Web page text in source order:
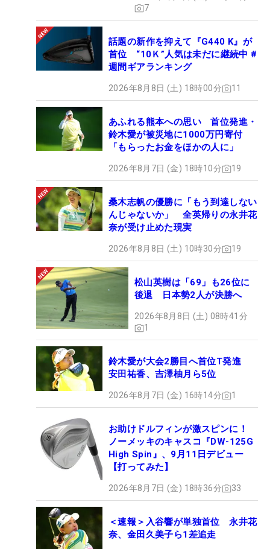
7
話題の新作を抑えて『G440 K』が
首位 “10Ｋ”人気は未だに継続中 #
週間ギアランキング
2026年8月8日 (土) 18時00分 11
あふれる熊本への思い 首位発進・
鈴木愛が被災地に1000万円寄付
「もらったお金をほかの人に」
2026年8月7日 (金) 18時10分 19
桑木志帆の優勝に「もう到達しない
んじゃないか」 全英帰りの永井花
奈が受け止めた現実
2026年8月8日 (土) 10時30分 19
松山英樹は「69」も26位に
後退 日本勢2人が決勝へ
2026年8月8日 (土) 08時41分
1
鈴木愛が大会2勝目へ首位T発進
安田祐香、吉澤柚月ら5位
2026年8月7日 (金) 16時14分 1
お助けドルフィンが激スピンに！
ノーメッキのキャスコ『DW-125G
High Spin』、9月11日デビュー
【打ってみた】
2026年8月7日 (金) 18時36分 33
＜速報＞入谷響が単独首位 永井花
奈、金田久美子ら1差追走